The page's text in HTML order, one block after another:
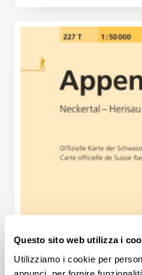
Questo sito web utilizza i
Utilizziamo i cookie per